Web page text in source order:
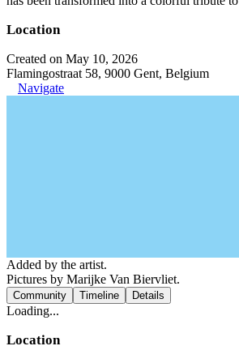
Location
Created on May 10, 2026
Flamingostraat 58, 9000 Gent, Belgium
Navigate
Added by the artist.
Pictures by Marijke Van Biervliet.
Community Timeline Details
Loading...
Location